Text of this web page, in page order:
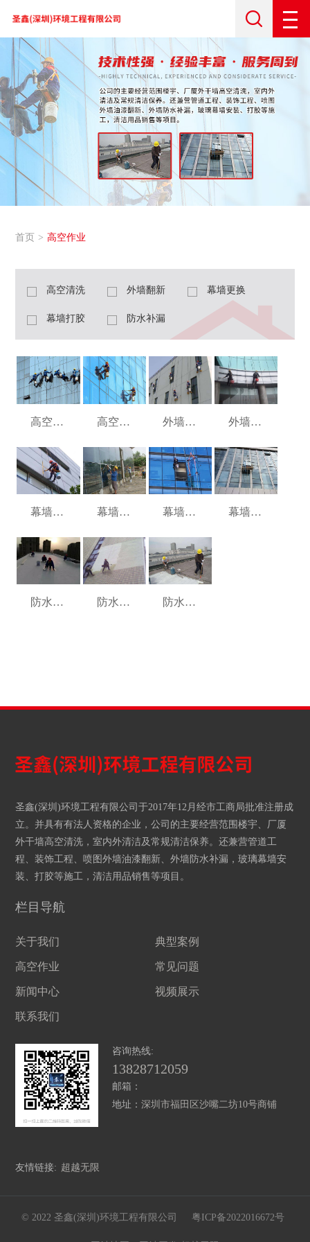
首页 高空作业
高空清洗 外墙翻新 幕墙更换
幕墙打胶 防水补漏
高空清洗 高空清洗 外墙翻新 外墙翻新
幕墙打胶 幕墙打胶 幕墙更换 幕墙更换
防水补漏 防水补漏 防水补漏
圣鑫(深圳)环境工程有限公司于2017年12月经市工商局批准注册成
立。并具有有法人资格的企业，公司的主要经营范围楼宇、厂厦
外干墙高空清洗，室内外清洁及常规清洁保养。还兼营管道工
程、装饰工程、喷图外墙油漆翻新、外墙防水补漏，玻璃幕墙安
装、打胶等施工，清洁用品销售等项目。
栏目导航
关于我们 典型案例
高空作业 常见问题
新闻中心 视频展示
联系我们
咨询热线:
13828712059
邮箱：
地址：深圳市福田区沙嘴二坊10号商铺
友情链接: 超越无限
© 2022 圣鑫(深圳)环境工程有限公司 粤ICP备2022016672号